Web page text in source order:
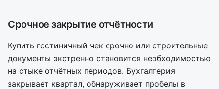
Срочное закрытие отчётности
Купить гостиничный чек срочно или строительные
документы экстренно становится необходимостью
на стыке отчётных периодов. Бухгалтерия
закрывает квартал, обнаруживает пробелы в